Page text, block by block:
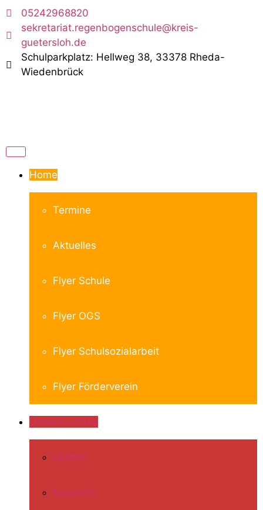
05242968820
sekretariat.regenbogenschule@kreis-
guetersloh.de
Schulparkplatz: Hellweg 38, 33378 Rheda-
Wiedenbrück
Home
Termine
Aktuelles
Flyer Schule
Flyer OGS
Flyer Schulsozialarbeit
Flyer Förderverein
Unsere Schule
Leitbild
Kurzprofil